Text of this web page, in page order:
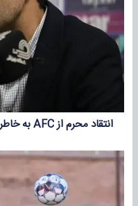
انتقاد محرم از AFC به خاطر سیدحسین!